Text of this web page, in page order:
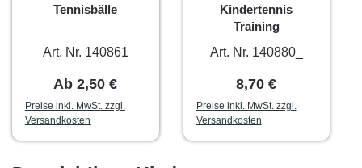
Tennisbälle
Art. Nr. 140861
Regulärer Preis:
Ab2,50 €
Preise inkl. MwSt. zzgl.
Versandkosten
Kindertennis
Training
Art. Nr. 140880_
Regulärer Preis:
8,70 €
Preise inkl. MwSt. zzgl.
Versandkosten